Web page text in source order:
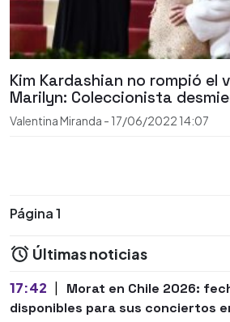
Kim Kardashian no rompió el
Marilyn: Coleccionista
Valentina Miranda - 17/06/2022 14:07
Página 1
Últimas noticias
17:42
Morat en Chile 2026:
disponibles para sus conciertos